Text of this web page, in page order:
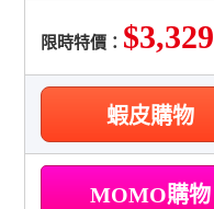
限時特價： $3,329
蝦皮購物
MOMO購物